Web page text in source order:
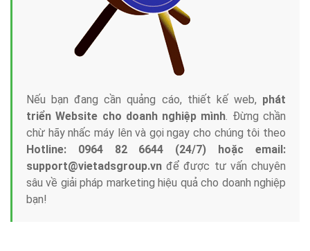
Nếu bạn đang cần quảng cáo, thiết kế web, phát
triển Website cho doanh nghiệp mình. Đừng chần
chừ hãy nhấc máy lên và gọi ngay cho chúng tôi theo
Hotline: 0964 82 6644 (24/7) hoặc email:
support@vietadsgroup.vn để được tư vấn chuyên
sâu về giải pháp marketing hiệu quả cho doanh nghiệp
bạn!